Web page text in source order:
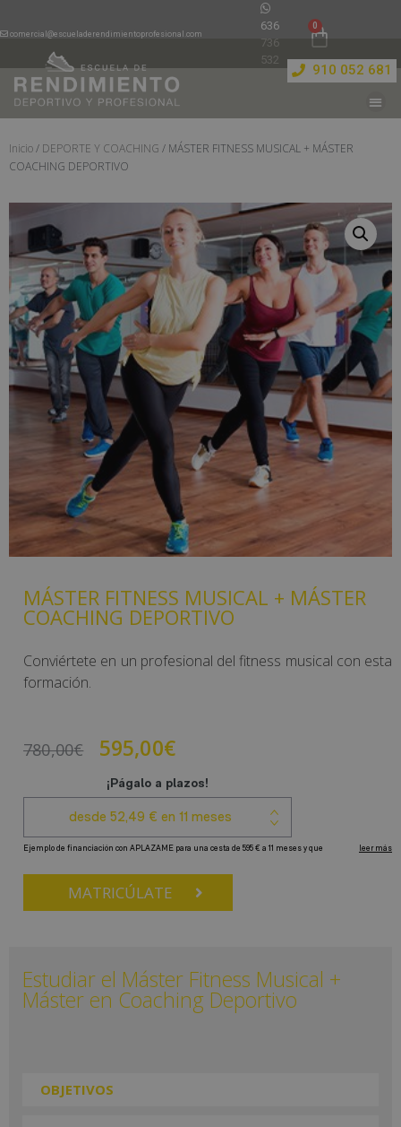
comercial@escueladerendimientoprofesional.com
636
736
532
910 052 681
Inicio/ DEPORTE Y COACHING / MÁSTER FITNESS MUSICAL + MÁSTER
COACHING DEPORTIVO
MÁSTER FITNESS MUSICAL + MÁSTER
COACHING DEPORTIVO
Conviértete en un profesional del fitness musical con esta
formación.
780,00€ 595,00€
MATRICÚLATE
Estudiar el Máster Fitness Musical +
Máster en Coaching Deportivo
OBJETIVOS